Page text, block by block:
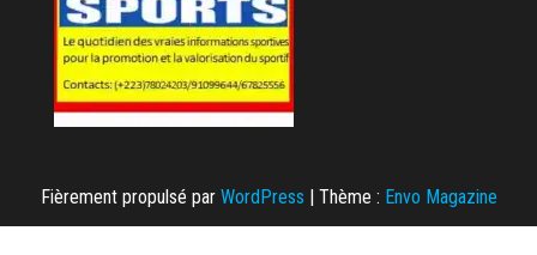
Fièrement propulsé par WordPress | Thème : Envo Magazine